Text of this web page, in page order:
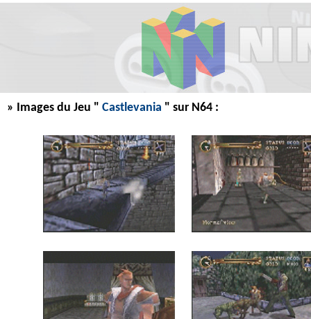
» Images du Jeu " Castlevania " sur N64 :